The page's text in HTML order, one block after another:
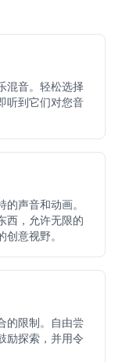
混音。轻松选择
听到它们对您音
声音和动画。
西，允许无限的
意视野。
的限制。自由尝
励探索，并用令